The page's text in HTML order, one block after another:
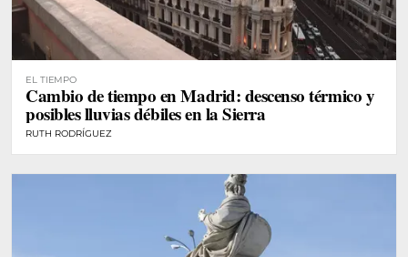
EL TIEMPO
Cambio de tiempo en Madrid: descenso térmico y
posibles lluvias débiles en la Sierra
RUTH RODRÍGUEZ